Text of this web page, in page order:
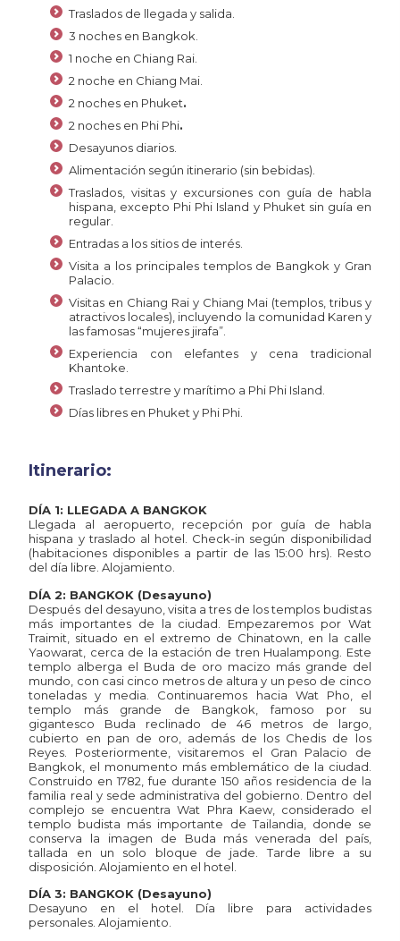
Traslados de llegada y salida.
3 noches en Bangkok.
1 noche en Chiang Rai.
2 noche en Chiang Mai.
2 noches en Phuket.
2 noches en Phi Phi.
Desayunos diarios.
Alimentación según itinerario (sin bebidas).
Traslados, visitas y excursiones con guía de habla
hispana, excepto Phi Phi Island y Phuket sin guía en
regular.
Entradas a los sitios de interés.
Visita a los principales templos de Bangkok y Gran
Palacio.
Visitas en Chiang Rai y Chiang Mai (templos, tribus y
atractivos locales), incluyendo la comunidad Karen y
las famosas “mujeres jirafa”.
Experiencia con elefantes y cena tradicional
Khantoke.
Traslado terrestre y marítimo a Phi Phi Island.
Días libres en Phuket y Phi Phi.
Itinerario:
DÍA 1: LLEGADA A BANGKOK
Llegada al aeropuerto, recepción por guía de habla
hispana y traslado al hotel. Check-in según disponibilidad
(habitaciones disponibles a partir de las 15:00 hrs). Resto
del día libre. Alojamiento.
DÍA 2: BANGKOK (Desayuno)
Después del desayuno, visita a tres de los templos budistas
más importantes de la ciudad. Empezaremos por Wat
Traimit, situado en el extremo de Chinatown, en la calle
Yaowarat, cerca de la estación de tren Hualampong. Este
templo alberga el Buda de oro macizo más grande del
mundo, con casi cinco metros de altura y un peso de cinco
toneladas y media. Continuaremos hacia Wat Pho, el
templo más grande de Bangkok, famoso por su
gigantesco Buda reclinado de 46 metros de largo,
cubierto en pan de oro, además de los Chedis de los
Reyes. Posteriormente, visitaremos el Gran Palacio de
Bangkok, el monumento más emblemático de la ciudad.
Construido en 1782, fue durante 150 años residencia de la
familia real y sede administrativa del gobierno. Dentro del
complejo se encuentra Wat Phra Kaew, considerado el
templo budista más importante de Tailandia, donde se
conserva la imagen de Buda más venerada del país,
tallada en un solo bloque de jade. Tarde libre a su
disposición. Alojamiento en el hotel.
DÍA 3: BANGKOK (Desayuno)
Desayuno en el hotel. Día libre para actividades
personales. Alojamiento.